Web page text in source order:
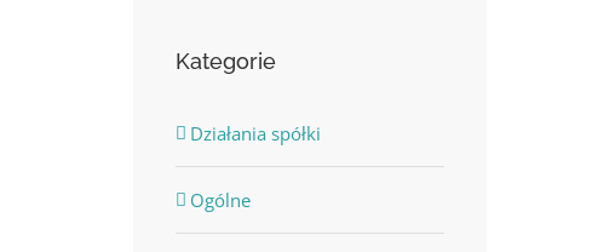
Kategorie
Działania spółki
Ogólne